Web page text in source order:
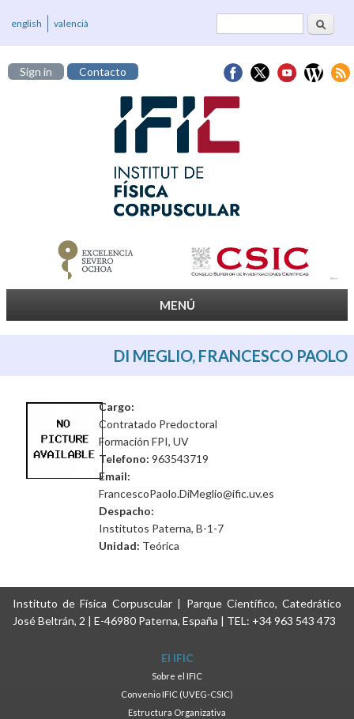
Formulario deBuscar
english valencià
Sign in Contacto
MENÚ
DI MEGLIO, FRANCESCO PAOLO
Cargo:
Contratado Predoctoral
Formación FPI, UV
Telefono: 963543719
Email:
FrancescoPaolo.DiMeglio@ific.uv.es
Despacho:
Institutos Paterna, B-1-7
Unidad: Teórica
Instituto de Física Corpuscular | Parque Científico, Catedrático
José Beltrán, 2 | E-46980 Paterna, España | TEL: +34 963 543 473
El IFIC
Sobre el IFIC
Convenio IFIC (UVEG-CSIC)
Estructura Organizativa